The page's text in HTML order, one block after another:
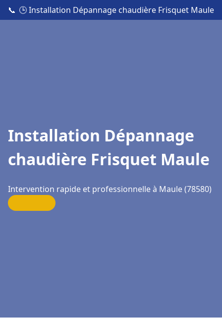
📞 🕒 Installation Dépannage chaudière Frisquet Maule
Installation Dépannage
chaudière Frisquet Maule
Intervention rapide et professionnelle à Maule (78580)